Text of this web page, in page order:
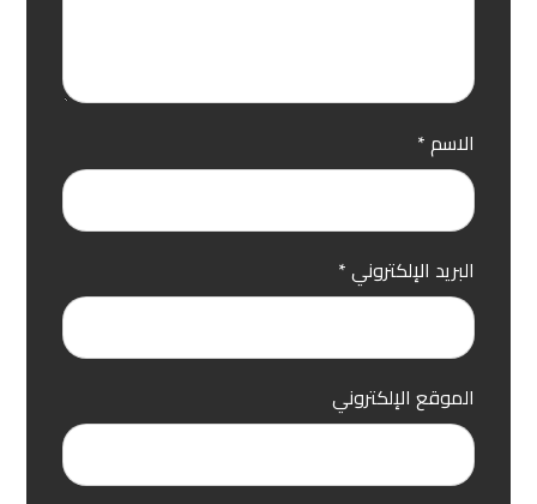
الاسم*
البريد الإلكتروني*
الموقع الإلكتروني